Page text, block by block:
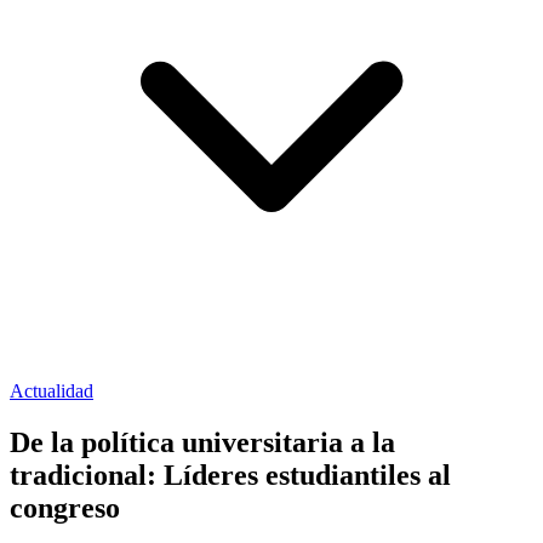
Actualidad
De la política universitaria a la
tradicional: Líderes estudiantiles al
congreso